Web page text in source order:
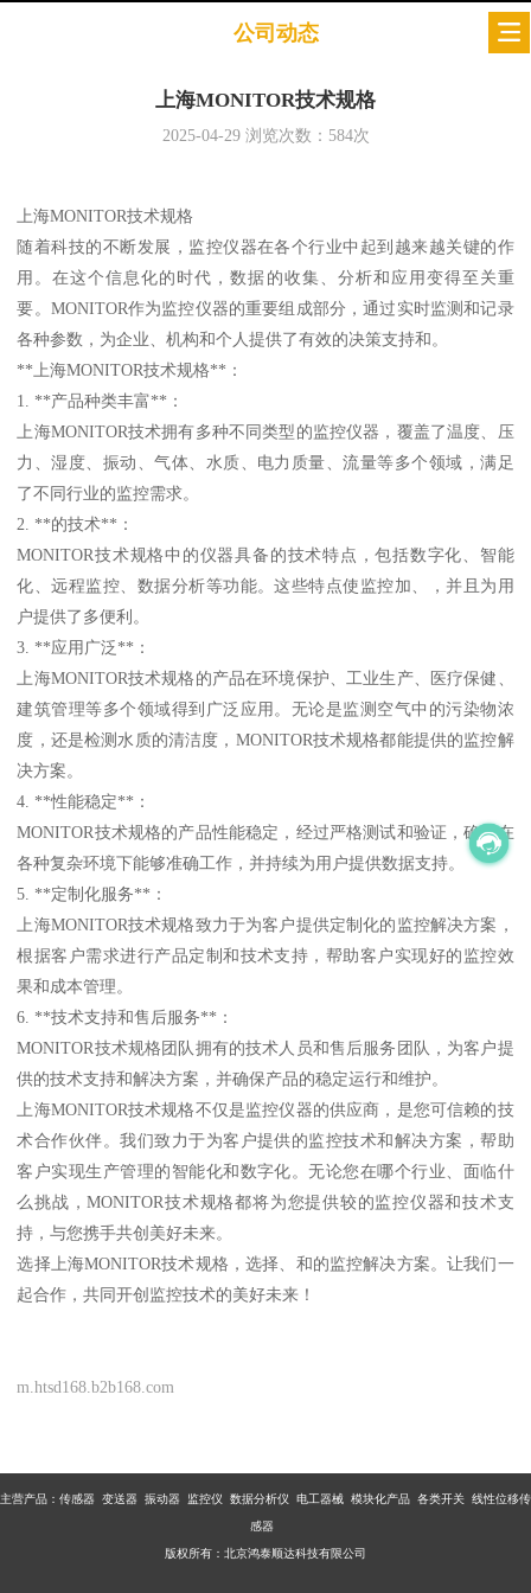
公司动态
上海MONITOR技术规格
2025-04-29浏览次数： 584次
上海MONITOR技术规格
随着科技的不断发展，监控仪器在各个行业中起到越来越关键的作
用。在这个信息化的时代，数据的收集、分析和应用变得至关重
要。MONITOR作为监控仪器的重要组成部分，通过实时监测和记录
各种参数，为企业、机构和个人提供了有效的决策支持和。
**上海MONITOR技术规格**：
1. **产品种类丰富**：
上海MONITOR技术拥有多种不同类型的监控仪器，覆盖了温度、压
力、湿度、振动、气体、水质、电力质量、流量等多个领域，满足
了不同行业的监控需求。
2. **的技术**：
MONITOR技术规格中的仪器具备的技术特点，包括数字化、智能
化、远程监控、数据分析等功能。这些特点使监控加、，并且为用
户提供了多便利。
3. **应用广泛**：
上海MONITOR技术规格的产品在环境保护、工业生产、医疗保健、
建筑管理等多个领域得到广泛应用。无论是监测空气中的污染物浓
度，还是检测水质的清洁度，MONITOR技术规格都能提供的监控解
决方案。
4. **性能稳定**：
MONITOR技术规格的产品性能稳定，经过严格测试和验证，确保在
各种复杂环境下能够准确工作，并持续为用户提供数据支持。
5. **定制化服务**：
上海MONITOR技术规格致力于为客户提供定制化的监控解决方案，
根据客户需求进行产品定制和技术支持，帮助客户实现好的监控效
果和成本管理。
6. **技术支持和售后服务**：
MONITOR技术规格团队拥有的技术人员和售后服务团队，为客户提
供的技术支持和解决方案，并确保产品的稳定运行和维护。
上海MONITOR技术规格不仅是监控仪器的供应商，是您可信赖的技
术合作伙伴。我们致力于为客户提供的监控技术和解决方案，帮助
客户实现生产管理的智能化和数字化。无论您在哪个行业、面临什
么挑战，MONITOR技术规格都将为您提供较的监控仪器和技术支
持，与您携手共创美好未来。
选择上海MONITOR技术规格，选择、和的监控解决方案。让我们一
起合作，共同开创监控技术的美好未来！
m.htsd168.b2b168.com
主营产品：传感器 变送器 振动器 监控仪 数据分析仪 电工器械 模块化产品 各类开关 线性位移传
感器
版权所有：北京鸿泰顺达科技有限公司